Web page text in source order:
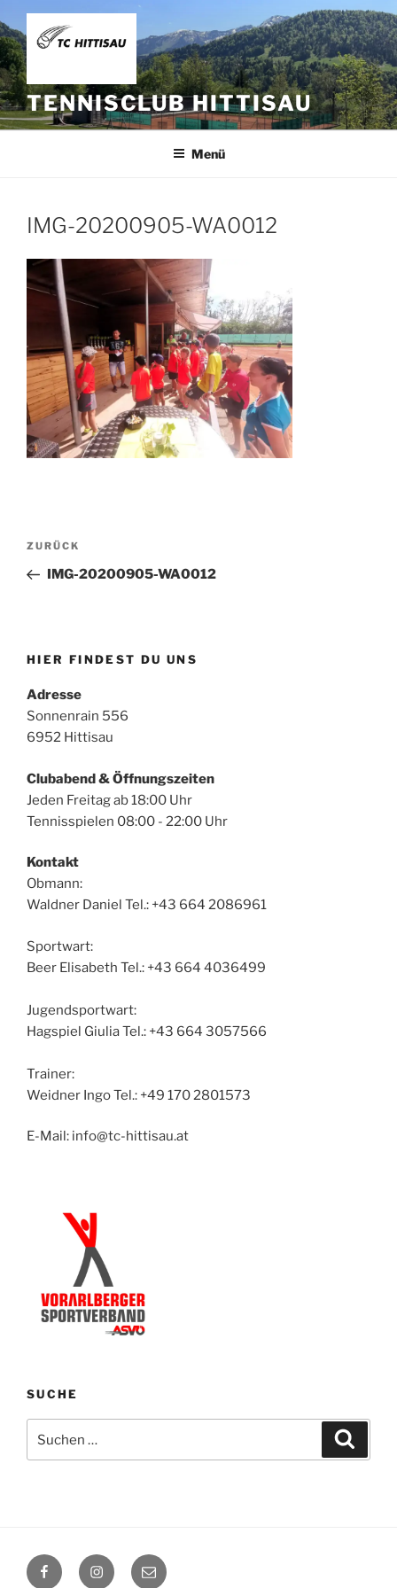
Zum
Inhalt
springen
TENNISCLUB HITTISAU
Menü
IMG-20200905-WA0012
Beitragsnavigation
Vorheriger
Beitrag
ZURÜCK
IMG-20200905-WA0012
HIER FINDEST DU UNS
Adresse
Sonnenrain 556
6952 Hittisau
Clubabend & Öffnungszeiten
Jeden Freitag ab 18:00 Uhr
Tennisspielen 08:00 - 22:00 Uhr
Kontakt
Obmann:
Waldner Daniel Tel.: +43 664 2086961
Sportwart:
Beer Elisabeth Tel.: +43 664 4036499
Jugendsportwart:
Hagspiel Giulia Tel.: +43 664 3057566
Trainer:
Weidner Ingo Tel.: +49 170 2801573
E-Mail: info@tc-hittisau.at
SUCHE
nach:
FacebookInstagram
E-